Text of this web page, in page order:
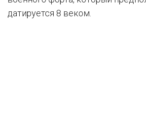
датируется 8 веком.